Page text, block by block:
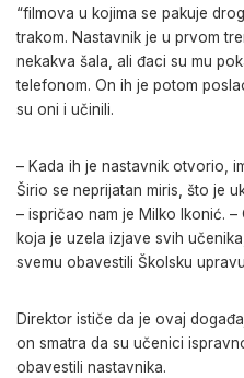
“filmova u kojima se pakuje
trakom. Nastavnik je u prvom
nekakva šala, ali đaci su mu
telefonom. On ih je potom
su oni i učinili.
– Kada ih je nastavnik otvorio,
Širio se neprijatan miris, što je
– ispričao nam je Milko Ikonić.
koja je uzela izjave svih
svemu obavestili Školsku
Direktor ističe da je ovaj
on smatra da su učenici
obavestili nastavnika.